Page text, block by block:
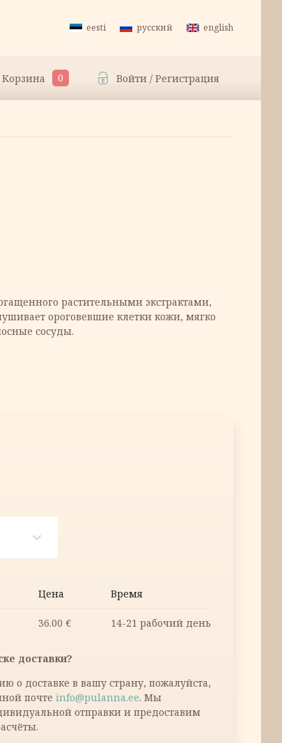
eesti русский english
Корзина 0 Войти / Регистрация
растительными экстрактами,
ороговевшие клетки кожи, мягко
сосуды.
Цена Время
36.00 € 14-21 рабочий день
доставки?
доставке в вашу страну, пожалуйста,
почте info@pulanna.ee. Мы
отправки и предоставим